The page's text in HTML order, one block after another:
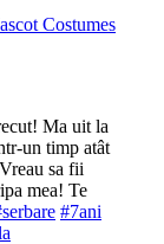
Ma uit la
un timp atât
sa fii
mea! Te
#7ani